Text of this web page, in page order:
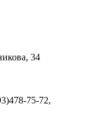
34
75-72,